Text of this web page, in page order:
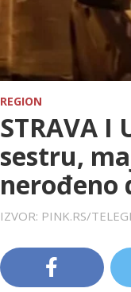
REGION
STRAVA I
sestru,
nerođeno
IZVOR: PINK.RS/